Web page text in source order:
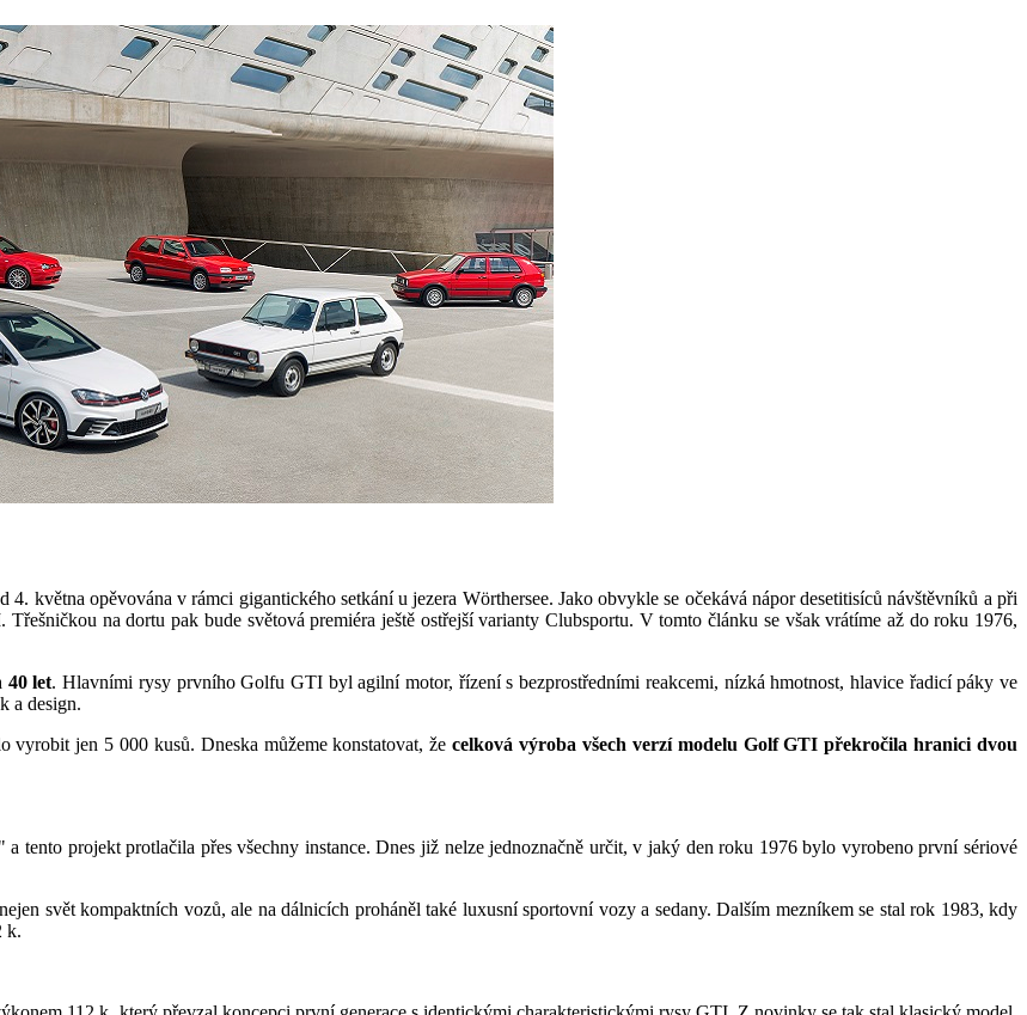
května opěvována v rámci gigantického setkání u jezera Wörthersee. Jako obvykle se očekává nápor desetitisíců návštěvníků a při
na dortu pak bude světová premiéra ještě ostřejší varianty Clubsportu. V tomto článku se však vrátíme až do roku 1976,
40 let. Hlavními rysy prvního Golfu GTI byl agilní motor, řízení s bezprostředními reakcemi, nízká hmotnost, hlavice řadicí páky ve
a design.
vyrobit jen 5 000 kusů. Dneska můžeme konstatovat, žecelková výroba všech verzí modelu Golf GTI překročila hranici dvou
" a tento projekt protlačila přes všechny instance. Dnes již nelze jednoznačně určit, v jaký den roku 1976 bylo vyrobeno první sériové
svět kompaktních vozů, ale na dálnicích proháněl také luxusní sportovní vozy a sedany. Dalším mezníkem se stal rok 1983, kdy
k.